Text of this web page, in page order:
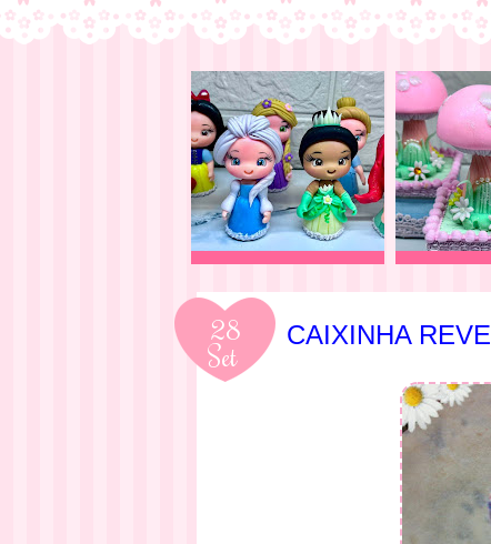
28
Set
CAIXINHA